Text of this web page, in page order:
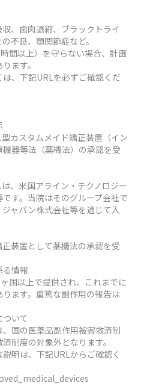
、歯肉退縮、ブラックトライ
不良、顎関節症など。
間以上）を守らない場合、計画
ます。
、下記URLを必ずご確認くだ
カスタムメイド矯正装置（イン
器等法（薬機法）の承認を受
、米国アライン・テクノロジー
す。当院はそのグループ会社で
ャパン株式会社等を通じて入
装置として薬機法の承認を受
る情報
国以上で提供され、これまでに
ます。重篤な副作用の報告は
ついて
国の医薬品副作用被害救済制
制度の対象外となります。
明は、下記URLからご確認く